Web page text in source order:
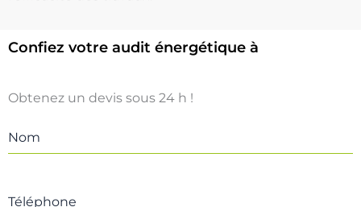
Confiez votre audit énergétique à
Obtenez un devis sous 24 h !
Nom
Téléphone